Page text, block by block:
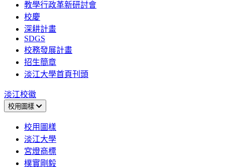
教學行政革新研討會
校慶
深耕計畫
SDGS
校務發展計畫
招生簡章
淡江大學首頁刊頭
淡江校徽
校用圖樣
校用圖樣
淡江大學
宮燈商標
樸實剛毅